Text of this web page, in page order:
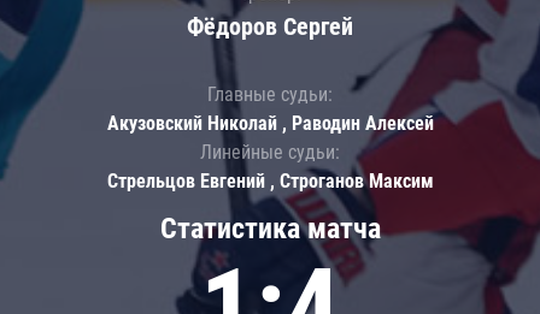
Статистика матча
Фёдоров Сергей
Главные судьи:
Акузовский Николай , Раводин Алексей
Линейные судьи:
Стрельцов Евгений , Строганов Максим